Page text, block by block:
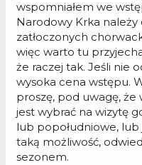
wspomniałem we
Narodowy Krka należy
zatłoczonych
więc warto tu
że raczej tak. Jeśli nie
wysoka cena wstępu.
proszę, pod uwagę, że
jest wybrać na wizytę
lub popołudniowe, lub
taką możliwość,
sezonem.